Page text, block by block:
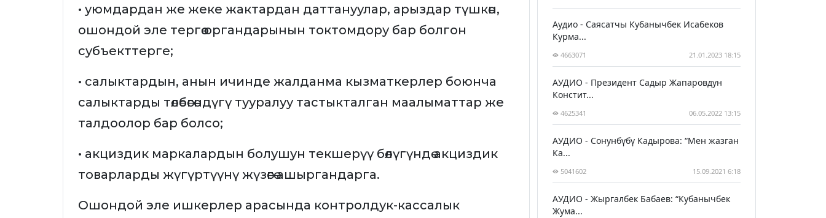
• уюмдардан же жеке жактардан даттануулар, арыздар түшкөн,
ошондой эле тергөө органдарынын токтомдору бар болгон
субъекттерге;
• салыктардын, анын ичинде жалданма кызматкерлер боюнча
салыктарды төлөбөгөндүгү тууралуу тастыкталган маалыматтар же
талдоолор бар болсо;
• акциздик маркалардын болушун текшерүү бөлүгүндө акциздик
товарларды жүгүртүүнү жүзөгө ашыргандарга.
Ошондой эле ишкерлер арасында контролдук-кассалык
Аудио - Саясатчы Кубанычбек Исабеков
Курма...
4663071 21.01.2023 18:15
АУДИО - Президент Садыр Жапаровдун
Констит...
4625341 06.05.2022 13:15
АУДИО - Сонунбүбү Кадырова: “Мен жазган
Ка...
5041602 15.09.2021 6:18
АУДИО - Жыргалбек Бабаев: “Кубанычбек
Жума...